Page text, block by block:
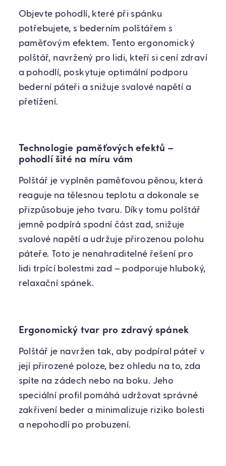
Objevte pohodlí, které při spánku
potřebujete, s bederním polštářem s
paměťovým efektem. Tento ergonomický
polštář, navržený pro lidi, kteří si cení zdraví
a pohodlí, poskytuje optimální podporu
bederní páteři a snižuje svalové napětí a
přetížení.
Technologie paměťových efektů –
pohodlí šité na míru vám
Polštář je vyplněn paměťovou pěnou, která
reaguje na tělesnou teplotu a dokonale se
přizpůsobuje jeho tvaru. Díky tomu polštář
jemně podpírá spodní část zad, snižuje
svalové napětí a udržuje přirozenou polohu
páteře. Toto je nenahraditelné řešení pro
lidi trpící bolestmi zad – podporuje hluboký,
relaxační spánek.
Ergonomický tvar pro zdravý spánek
Polštář je navržen tak, aby podpíral páteř v
její přirozené poloze, bez ohledu na to, zda
spíte na zádech nebo na boku. Jeho
speciální profil pomáhá udržovat správné
zakřivení beder a minimalizuje riziko bolesti
a nepohodlí po probuzení.